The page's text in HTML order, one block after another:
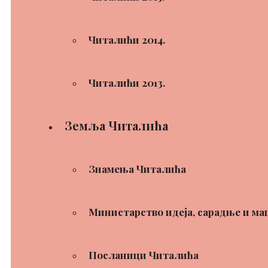
Читалићи 2014.
Читалићи 2013.
Земља Читалића
Знамења Читалића
Министарство идеја, сарадње и
Посланици Читалића